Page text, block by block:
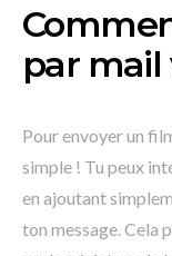
par mail
Pour envoyer un
simple ! Tu peux
en ajoutant
ton message. Cela